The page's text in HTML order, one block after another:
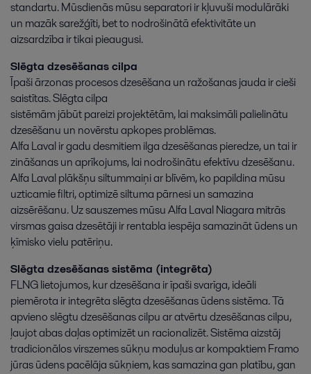
standartu. Mūsdienās mūsu separatori ir kļuvuši modulārāki
un mazāk sarežģīti, bet to nodrošinātā efektivitāte un
aizsardzība ir tikai pieaugusi.
Slēgta dzesēšanas cilpa
Īpaši ārzonas procesos dzesēšana un ražošanas jauda ir cieši
saistītas. Slēgta cilpa
sistēmām jābūt pareizi projektētām, lai maksimāli palielinātu
dzesēšanu un novērstu apkopes problēmas.
Alfa Laval ir gadu desmitiem ilga dzesēšanas pieredze, un tai ir
zināšanas un aprīkojums, lai nodrošinātu efektīvu dzesēšanu.
Alfa Laval plākšņu siltummaiņi ar blīvēm, ko papildina mūsu
uzticamie filtri, optimizē siltuma pārnesi un samazina
aizsērēšanu. Uz sauszemes mūsu Alfa Laval Niagara mitrās
virsmas gaisa dzesētāji ir rentabla iespēja samazināt ūdens un
ķīmisko vielu patēriņu.
Slēgta dzesēšanas sistēma (integrēta)
FLNG lietojumos, kur dzesēšana ir īpaši svarīga, ideāli
piemērota ir integrēta slēgta dzesēšanas ūdens sistēma. Tā
apvieno slēgtu dzesēšanas cilpu ar atvērtu dzesēšanas cilpu,
ļaujot abas daļas optimizēt un racionalizēt. Sistēma aizstāj
tradicionālos virszemes sūkņu moduļus ar kompaktiem Framo
jūras ūdens pacēlāja sūkņiem, kas samazina gan platību, gan